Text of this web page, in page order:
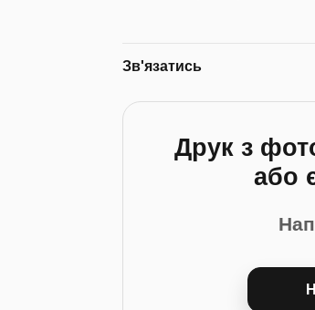
Зв'язатись
Друк з
або